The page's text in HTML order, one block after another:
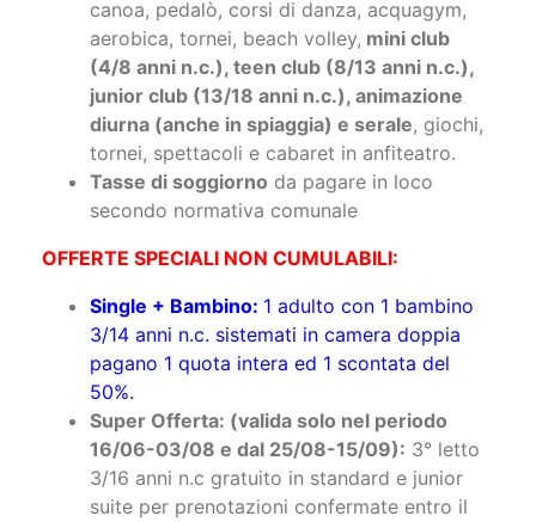
canoa, pedalò, corsi di danza, acquagym,
aerobica, tornei, beach volley, mini club
(4/8 anni n.c.), teen club (8/13 anni n.c.),
junior club (13/18 anni n.c.), animazione
diurna (anche in spiaggia) e serale, giochi,
tornei, spettacoli e cabaret in anfiteatro.
Tasse di soggiorno da pagare in loco
secondo normativa comunale
OFFERTE SPECIALI NON CUMULABILI:
Single + Bambino: 1 adulto con 1 bambino
3/14 anni n.c. sistemati in camera doppia
pagano 1 quota intera ed 1 scontata del
50%.
Super Offerta: (valida solo nel periodo
16/06-03/08 e dal 25/08-15/09): 3° letto
3/16 anni n.c gratuito in standard e junior
suite per prenotazioni confermate entro il